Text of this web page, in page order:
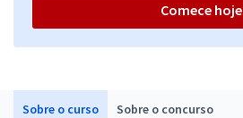
Sobre o curso Sobre o concurso
Comece hoje